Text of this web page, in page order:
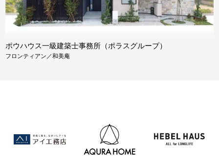
ポウハウス一級建築士事務所（ポラスグループ）
フロンティアン／和美庵